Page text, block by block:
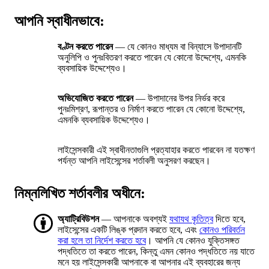
আপনি স্বাধীনভাবে:
বণ্টন করতে পারেন— যে কোনও মাধ্যম বা বিন্যাসে উপাদানটি
অনুলিপি ও পুনঃবিতরণ করতে পারেন যে কোনো উদ্দেশ্যে, এমনকি
ব্যবসায়িক উদ্দেশ্যেও।
অভিযোজিত করতে পারেন— উপাদানের উপর নির্ভর করে
পুনঃমিশ্রণ, রূপান্তর ও নির্মাণ করতে পারেন যে কোনো উদ্দেশ্যে,
এমনকি ব্যবসায়িক উদ্দেশ্যেও।
লাইসেন্সকারী এই স্বাধীনতাগুলি প্রত্যাহার করতে পারবেন না যতক্ষণ
পর্যন্ত আপনি লাইসেন্সের শর্তাবলী অনুসরণ করছেন।
নিম্নলিখিত শর্তাবলীর অধীনে:
অ্যাট্রিবিউশন— আপনাকে অবশ্যই যথাযথ কৃতিত্বদিতে হবে,
লাইসেন্সের একটি লিঙ্ক প্রদান করতে হবে, এবং কোনও পরিবর্তন
করা হলে তা নির্দেশ করতে হবে। আপনি যে কোনও যুক্তিসঙ্গত
পদ্ধতিতে তা করতে পারেন, কিন্তু এমন কোনও পদ্ধতিতে নয় যাতে
মনে হয় লাইসেন্সকারী আপনাকে বা আপনার এই ব্যবহারের জন্য